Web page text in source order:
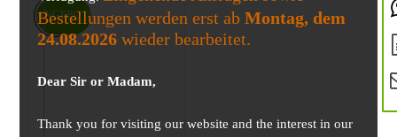
Bestellungen werden erst abMontag, dem
24.08.2026 wieder bearbeitet.
Dear Sir or Madam,
Thank you for visiting our website and the interest in our
ANGEBOT!